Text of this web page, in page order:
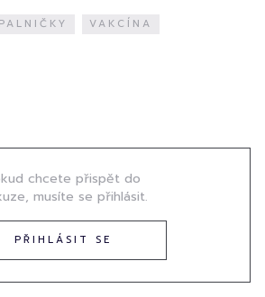
VAKCÍNA
chcete přispět do
musíte se přihlásit.
PŘIHLÁSIT SE